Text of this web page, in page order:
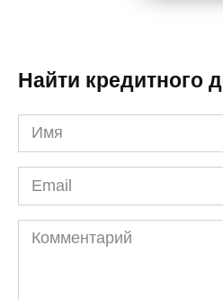
Найти кредитного
Имя
*
Email
*
Комментарий